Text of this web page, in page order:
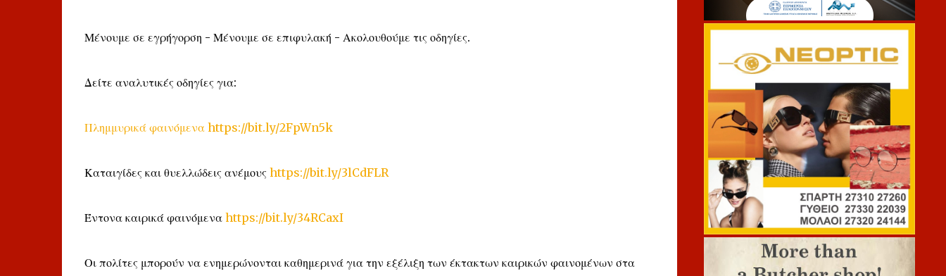
Μένουμε σε εγρήγορση - Μένουμε σε επιφυλακή - Ακολουθούμε τις οδηγίες.
Δείτε αναλυτικές οδηγίες για:
Πλημμυρικά φαινόμενα https://bit.ly/2FpWn5k
Καταιγίδες και θυελλώδεις ανέμους https://bit.ly/3lCdFLR
Έντονα καιρικά φαινόμενα https://bit.ly/34RCaxI
Οι πολίτες μπορούν να ενημερώνονται καθημερινά για την εξέλιξη των έκτακτων καιρικών φαινομένων στα